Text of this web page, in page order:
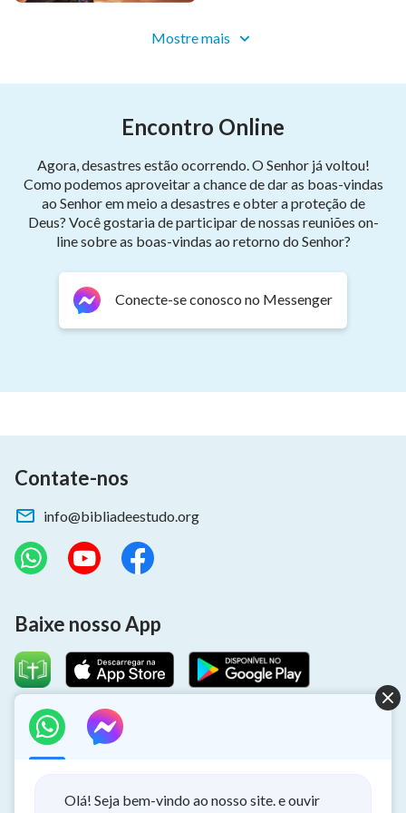
perseguir aqueles que testemunham por Deus Todo-
Poderoso. Suas ações ofendem gravemente o caráter
Wang Sen está a caminho de prender algumas
ele sofre um acidente de carro e morre na ocasião. Gu
Shoucheng agora vive com medo e em desespero,
sempre tomado pelo pânico. Ele se pergunta o tempo
todo: "Será que minha condenação de Deus Todo-
Poderoso equivale a pregar Deus na cruz outra vez?".
Mostre mais
Encontro Online
Agora, desastres estão ocorrendo. O Senhor já voltou!
Como podemos aproveitar a chance de dar as boas-vindas
ao Senhor em meio a desastres e obter a proteção de
Deus? Você gostaria de participar de nossas reuniões on-
line sobre as boas-vindas ao retorno do Senhor?
Conecte-se conosco no Messenger
Contate-nos
info@bibliadeestudo.org
Baixe nosso App
Sobre o retorno do Senhor
oportunidade de receber a proteção de Deus durante os
Olá! Seja bem-vindo ao nosso site. e ouvir